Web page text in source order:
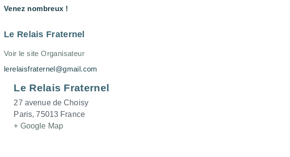
Venez nombreux !
Le Relais Fraternel
Voir le site Organisateur
lerelaisfraternel@gmail.com
Le Relais Fraternel
27 avenue de Choisy
Paris, 75013 France
+ Google Map